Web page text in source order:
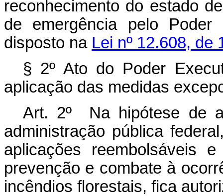
reconhecimento do estado
de emergência pelo
disposto na Lei nº 12.608, de
§ 2º Ato do Poder
aplicação das medidas
Art. 2º Na hipótese de
administração pública
aplicações reembolsáveis
prevenção e combate à
incêndios florestais, fica